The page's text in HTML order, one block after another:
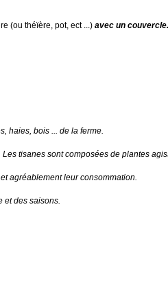
(ou théïère, pot, ect ...) avec un couvercle.
haies, bois ... de la ferme.
Les tisanes sont composées de plantes
agréablement leur consommation.
et des saisons.